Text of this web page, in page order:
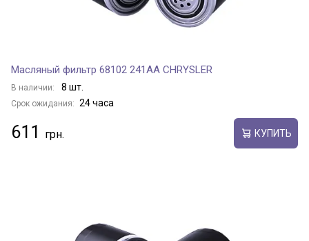
Масляный фильтр 68102 241AA CHRYSLER
В наличии: 8 шт.
Срок ожидания: 24 часа
611 КУПИТЬ